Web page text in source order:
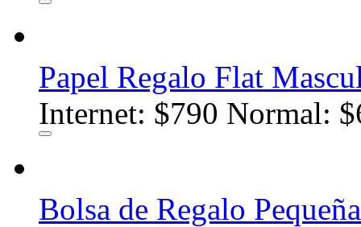
Papel Regalo Flat
Internet: $790 Normal:
Bolsa de Regalo